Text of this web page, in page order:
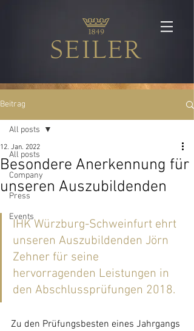
Beitrag
All posts
Company
Press
Events
All posts
Besondere Anerkennung für
unseren Auszubildenden
12. Jan. 2022
IHK Würzburg-Schweinfurt ehrt
unseren Auszubildenden Jörn
Zehner für seine
hervorragenden Leistungen in
den Abschlussprüfungen 2018.
Zu den Prüfungsbesten eines Jahrgangs